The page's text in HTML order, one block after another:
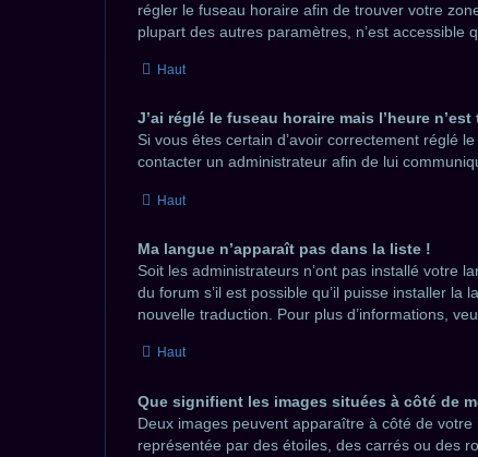
régler le fuseau horaire afin de trouver votre
plupart des autres paramètres, n’est accessible
Haut
J’ai réglé le fuseau horaire mais l’heure
Si vous êtes certain d’avoir correctement réglé
contacter un administrateur afin de lui
Haut
Ma langue n’apparaît pas dans la liste !
Soit les administrateurs n’ont pas installé votre
du forum s’il est possible qu’il puisse installer
nouvelle traduction. Pour plus d’informations,
Haut
Que signifient les images situées à côté de
Deux images peuvent apparaître à côté de
représentée par des étoiles, des carrés ou des